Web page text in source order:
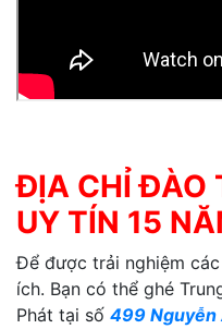
ĐỊA CHỈ ĐÀO
UY TÍN 15
Để được trải nghiệm
ích. Bạn có thể ghé
Phát tại số 499 Nguyễn